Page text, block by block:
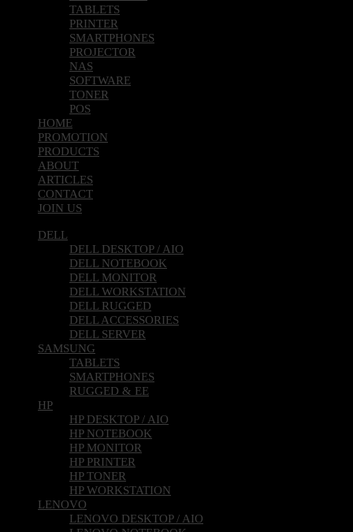
TABLETS
PRINTER
SMARTPHONES
PROJECTOR
NAS
SOFTWARE
TONER
POS
HOME
PROMOTION
PRODUCTS
ABOUT
ARTICLES
CONTACT
JOIN US
DELL
DELL DESKTOP / AIO
DELL NOTEBOOK
DELL MONITOR
DELL WORKSTATION
DELL RUGGED
DELL ACCESSORIES
DELL SERVER
SAMSUNG
TABLETS
SMARTPHONES
RUGGED & EE
HP
HP DESKTOP / AIO
HP NOTEBOOK
HP MONITOR
HP PRINTER
HP TONER
HP WORKSTATION
LENOVO
LENOVO DESKTOP / AIO